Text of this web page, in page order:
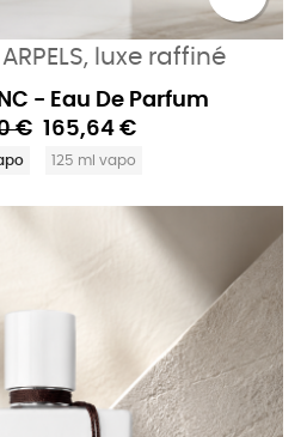
ARPELS, luxe raffiné
- Eau De Parfum
€ 165,64 €
125 ml vapo